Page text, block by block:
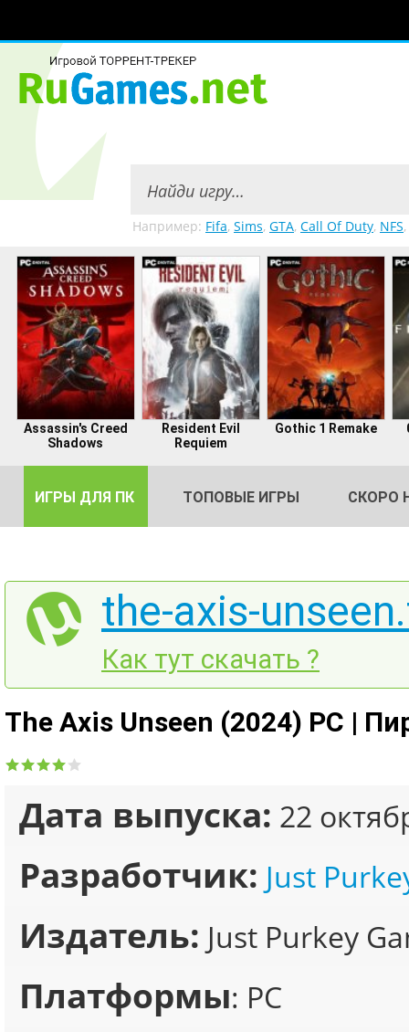
Например: Fifa, Sims, GTA, Call Of Duty, NFS,
Assassin's Creed
Shadows
Resident Evil
Requiem
Gothic 1 Remake
ИГРЫ ДЛЯ ПК ТОПОВЫЕ ИГРЫ СКОРО
the-axis-
Как тут скачать ?
The Axis Unseen (2024) PC |
Дата выпуска: 22
Разработчик: Just
Издатель: Just Purkey
Платформы: PC